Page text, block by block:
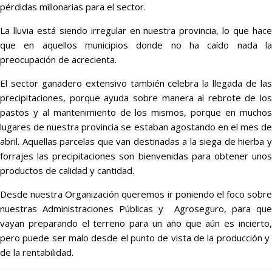
pérdidas millonarias para el sector.
La lluvia está siendo irregular en nuestra provincia, lo que hace
que en aquellos municipios donde no ha caído nada la
preocupación de acrecienta.
El sector ganadero extensivo también celebra la llegada de las
precipitaciones, porque ayuda sobre manera al rebrote de los
pastos y al mantenimiento de los mismos, porque en muchos
lugares de nuestra provincia se estaban agostando en el mes de
abril. Aquellas parcelas que van destinadas a la siega de hierba y
forrajes las precipitaciones son bienvenidas para obtener unos
productos de calidad y cantidad.
Desde nuestra Organización queremos ir poniendo el foco sobre
nuestras Administraciones Públicas y Agroseguro, para que
vayan preparando el terreno para un año que aún es incierto,
pero puede ser malo desde el punto de vista de la producción y
de la rentabilidad.